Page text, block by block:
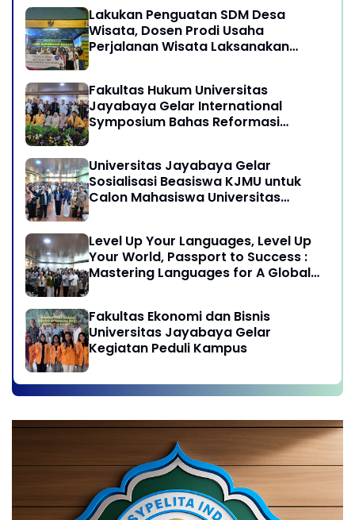
Lakukan Penguatan SDM Desa
Wisata, Dosen Prodi Usaha
Perjalanan Wisata Laksanakan
Sukamandi Masagi - Kabupaten
Subang, Jawa Barat
Fakultas Hukum Universitas
Jayabaya Gelar International
Symposium Bahas Reformasi
Universitas Jayabaya Gelar
Sosialisasi Beasiswa KJMU untuk
Calon Mahasiswa Universitas
Level Up Your Languages, Level Up
Your World, Passport to Success :
Mastering Languages for A Global
Fakultas Ekonomi dan Bisnis
Universitas Jayabaya Gelar
Kegiatan Peduli Kampus